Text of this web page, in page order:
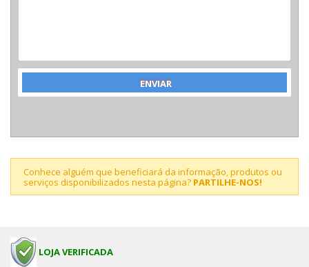
Conhece alguém que beneficiará da informação, produtos ou
serviços disponibilizados nesta página? PARTILHE-NOS!
LOJA VERIFICADA